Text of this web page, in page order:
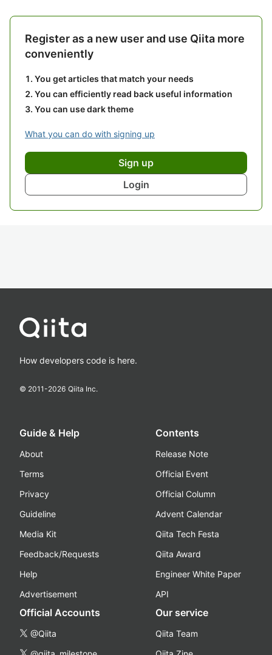
Register as a new user and use Qiita more
conveniently
You get articles that match your needs
You can efficiently read back useful information
You can use dark theme
What you can do with signing up
Sign up
Login
How developers code is here.
© 2011-2026 Qiita Inc.
Guide & Help
About
Terms
Privacy
Guideline
Media Kit
Feedback/Requests
Help
Advertisement
Contents
Release Note
Official Event
Official Column
Advent Calendar
Qiita Tech Festa
Qiita Award
Engineer White Paper
API
Official Accounts
@Qiita
Our service
Qiita Team